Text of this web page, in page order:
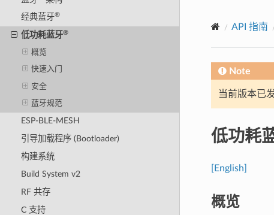
经典蓝牙®
低功耗蓝牙®
概览
快速入门
安全
蓝牙规范
ESP-BLE-MESH
引导加载程序 (Bootloader)
构建系统
Build System v2
RF 共存
C 支持
API 指南
Note
当前版本已
低功耗
[English]
概览